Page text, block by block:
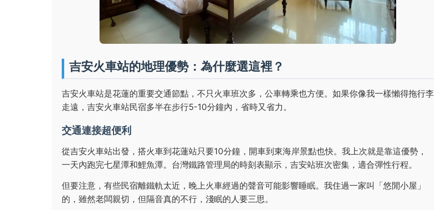
吉安火車站的地理優勢：為什麼選這裡？
吉安火車站是花蓮的重要交通節點，不只火車班次多，公車轉乘也方便。如果你像我一樣懶得拖行李
走遠，吉安火車站民宿多半在步行5-10分鐘內，省時又省力。
交通連接超便利
從吉安火車站出發，搭火車到花蓮站只要10分鐘，開車到東海岸景點也快。我上次就是靠這優勢，
一天內跑完七星潭和鯉魚潭。台灣鐵路管理局的時刻表顯示，吉安站班次密集，適合彈性行程。
但要注意，有些民宿離鐵軌太近，晚上火車經過的聲音可能影響睡眠。我住過一家叫「悠閒小屋」
的，雖然老闆親切，但隔音真的不行，淺眠的人要三思。